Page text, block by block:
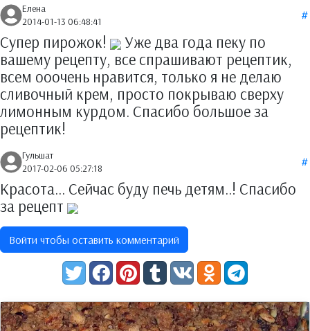
Елена
2014-01-13 06:48:41
Супер пирожок!
Уже два года пеку по
вашему рецепту, все спрашивают рецептик,
всем ооочень нравится, только я не делаю
сливочный крем, просто покрываю сверху
лимонным курдом. Спасибо большое за
рецептик!
Гульшат
2017-02-06 05:27:18
Красота... Сейчас буду печь детям..! Спасибо
за рецепт
Войти чтобы оставить комментарий